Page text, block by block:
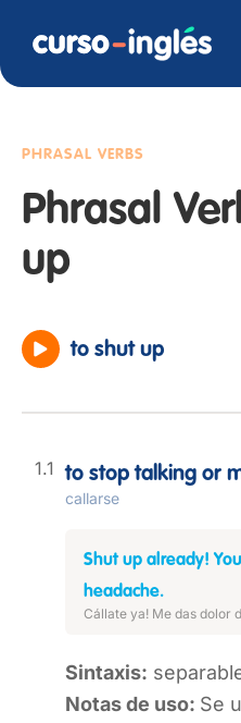
PHRASAL VERBS
Phrasal
up
to shut up
to stop talking or
callarse
Shut up already!
headache.
Cállate ya! Me das dolor
Sintaxis:
Notas de uso: Se